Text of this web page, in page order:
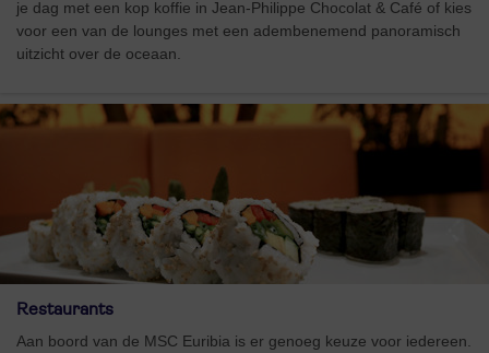
je dag met een kop koffie in Jean-Philippe Chocolat & Café of kies
voor een van de lounges met een adembenemend panoramisch
uitzicht over de oceaan.
Restaurants
Aan boord van de MSC Euribia is er genoeg keuze voor iedereen.